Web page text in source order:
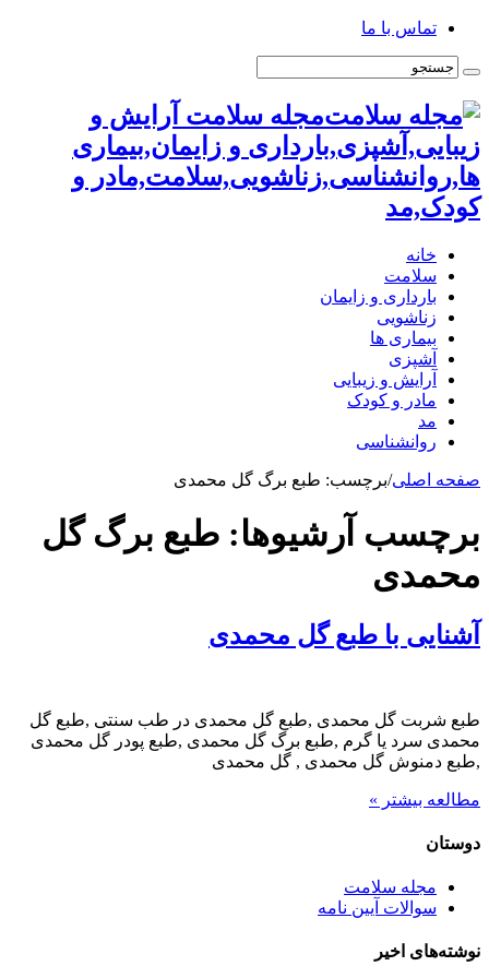
تماس با ما
مجله سلامت آرایش و
زیبایی,آشپزی,بارداری و زایمان,بیماری
ها,روانشناسی,زناشویی,سلامت,مادر و
کودک,مد
خانه
سلامت
بارداری و زایمان
زناشویی
بیماری ها
آشپزی
آرایش و زیبایی
مادر و کودک
مد
روانشناسی
صفحه اصلی/برچسب: طبع برگ گل محمدی
برچسب آرشیوها: طبع برگ گل
محمدی
آشنایی با طبع گل محمدی
طبع شربت گل محمدی ,طبع گل محمدی در طب سنتی ,طبع گل
محمدی سرد یا گرم ,طبع برگ گل محمدی ,طبع پودر گل محمدی
,طبع دمنوش گل محمدی , گل محمدی
مطالعه بیشتر »
دوستان
مجله سلامت
سوالات آیین نامه
نوشته‌های اخیر